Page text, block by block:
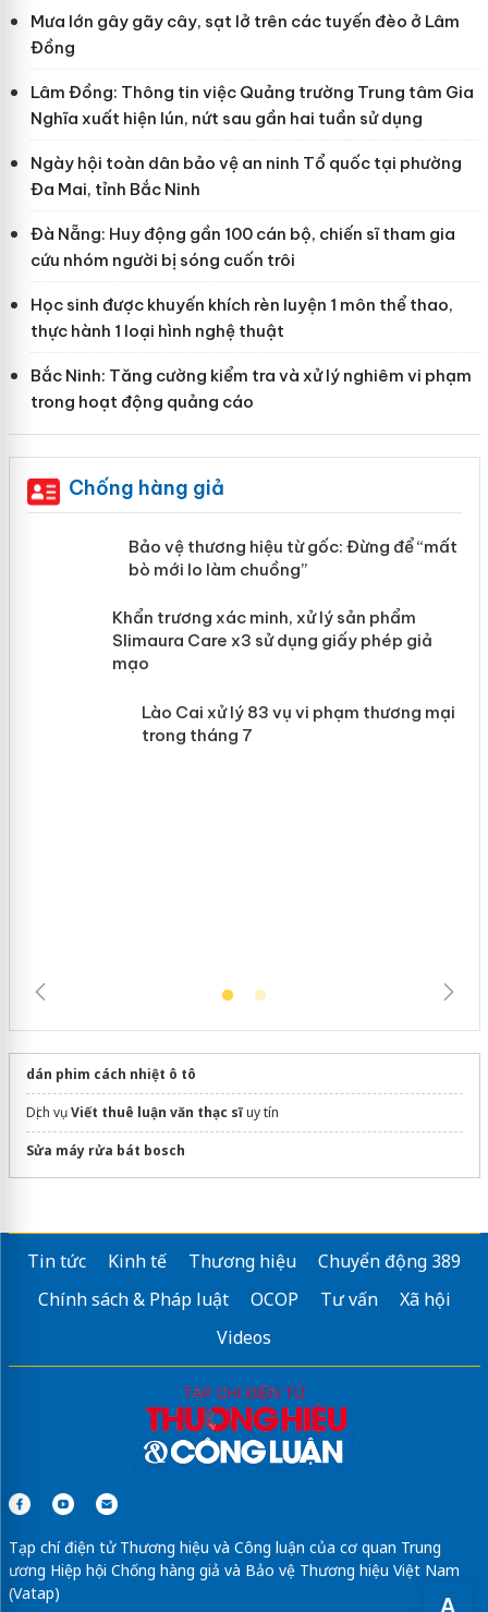
A
Mưa lớn gây gãy cây, sạt lở trên các tuyến đèo ở Lâm
Đồng
Lâm Đồng: Thông tin việc Quảng trường Trung tâm Gia
Nghĩa xuất hiện lún, nứt sau gần hai tuần sử dụng
Ngày hội toàn dân bảo vệ an ninh Tổ quốc tại phường
Đa Mai, tỉnh Bắc Ninh
Đà Nẵng: Huy động gần 100 cán bộ, chiến sĩ tham gia
cứu nhóm người bị sóng cuốn trôi
Học sinh được khuyến khích rèn luyện 1 môn thể thao,
thực hành 1 loại hình nghệ thuật
Bắc Ninh: Tăng cường kiểm tra và xử lý nghiêm vi phạm
trong hoạt động quảng cáo
Chống hàng giả
Bảo vệ thương hiệu từ gốc: Đừng để
“mất bò mới lo làm chuồng”
Slimaura Care x3 sử dụng giấy phép
giả mạo
dán phim cách nhiệt ô tô
Dịch vụViết thuê luận văn thạc sĩuy tín
Sửa máy rửa bát bosch
Tin tức Kinh tế Thương hiệu
Chuyển động 389
Chính sách & Pháp luật
OCOP Tư vấn
Xã hội
Videos
Tạp chí điện tử Thương hiệu và Công luận của cơ quan Trung
ương Hiệp hội Chống hàng giả và Bảo vệ Thương hiệu Việt Nam
(Vatap)